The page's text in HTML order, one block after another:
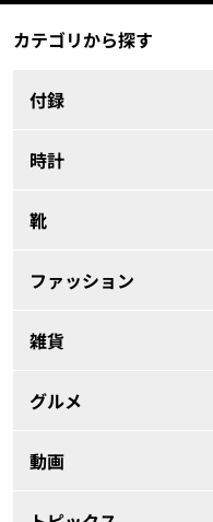
カテゴリから探す
付録
時計
靴
ファッション
雑貨
グルメ
動画